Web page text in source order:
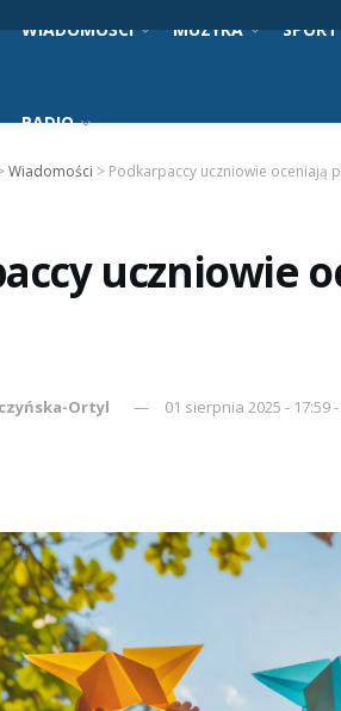
WIADOMOŚCI MUZYKA SPORT
RADIO
Wiadomości > Podkarpaccy uczniowie oceniają
uczniowie
Ortyl 01 sierpnia 2025 - 17:59